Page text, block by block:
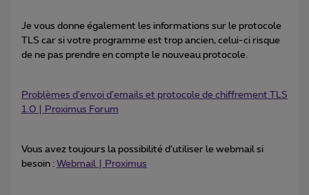
Je vous donne également les informations sur le protocole
TLS car si votre programme est trop ancien, celui-ci risque
de ne pas prendre en compte le nouveau protocole.
Problèmes d'envoi d'emails et protocole de chiffrement TLS
1.0 | Proximus Forum
Vous avez toujours la possibilité d’utiliser le webmail si
besoin : Webmail | Proximus